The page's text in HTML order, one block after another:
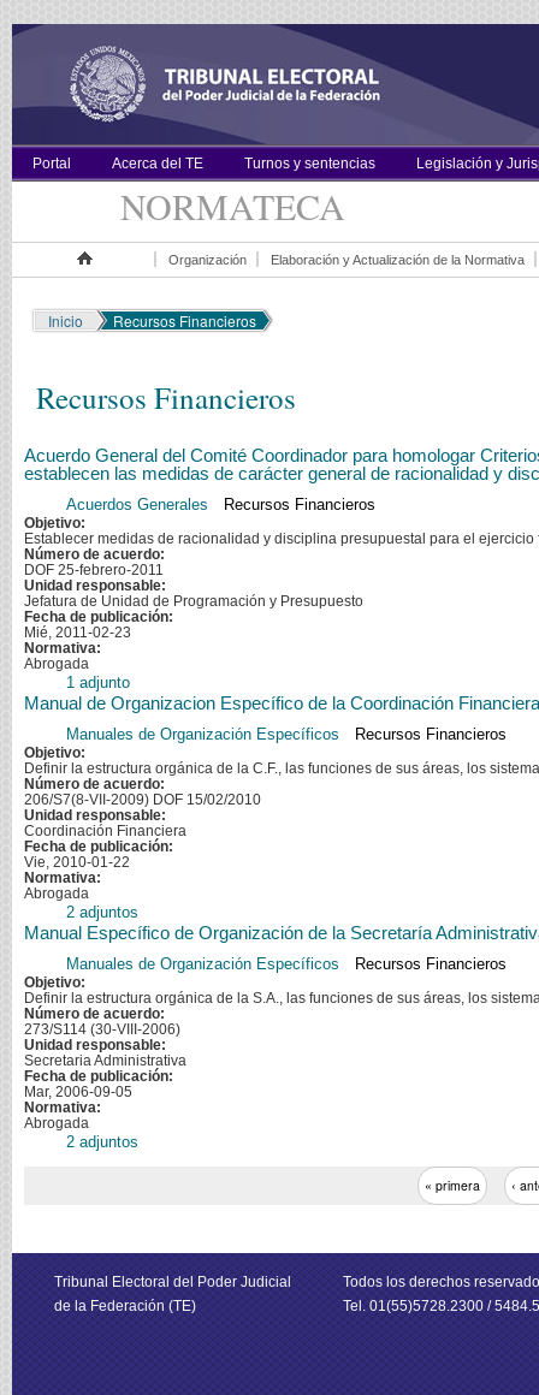
Portal Acerca del TE Turnos y sentencias Legislación y
NORMATECA
Organización Elaboración y Actualización de la Normativa
Inicio Recursos Financieros
Recursos Financieros
Acuerdo General del Comité Coordinador para homologar
establecen las medidas de carácter general de racionalidad y
Acuerdos Generales Recursos Financieros
Objetivo:
Establecer medidas de racionalidad y disciplina presupuestal para el
Número de acuerdo:
DOF 25-febrero-2011
Unidad responsable:
Jefatura de Unidad de Programación y Presupuesto
Fecha de publicación:
Mié, 2011-02-23
Normativa:
Abrogada
1 adjunto
Manual de Organizacion Específico de la Coordinación
Manuales de Organización Específicos Recursos Financieros
Objetivo:
Definir la estructura orgánica de la C.F., las funciones de sus áreas, los
Número de acuerdo:
206/S7(8-VII-2009) DOF 15/02/2010
Unidad responsable:
Coordinación Financiera
Fecha de publicación:
Vie, 2010-01-22
Normativa:
Abrogada
2 adjuntos
Manual Específico de Organización de la Secretaría
Manuales de Organización Específicos Recursos Financieros
Objetivo:
Definir la estructura orgánica de la S.A., las funciones de sus áreas, los
Número de acuerdo:
273/S114 (30-VIII-2006)
Unidad responsable:
Secretaria Administrativa
Fecha de publicación:
Mar, 2006-09-05
Normativa:
Abrogada
2 adjuntos
« primera ‹
Tribunal Electoral del Poder Judicial
de la Federación (TE)
Todos los derechos
Tel. 01(55)5728.2300 /